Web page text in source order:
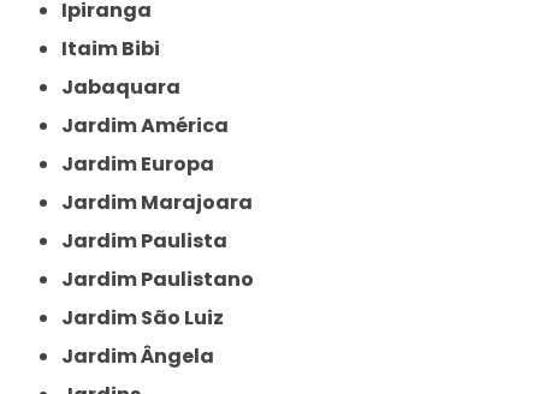
Ipiranga
Itaim Bibi
Jabaquara
Jardim América
Jardim Europa
Jardim Marajoara
Jardim Paulista
Jardim Paulistano
Jardim São Luiz
Jardim Ângela